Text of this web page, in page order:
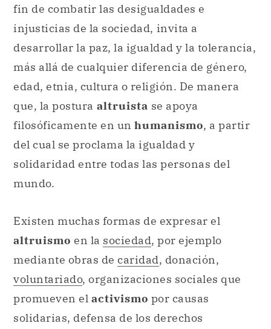
fin de combatir las desigualdades e
injusticias de la sociedad, invita a
desarrollar la paz, la igualdad y la tolerancia,
más allá de cualquier diferencia de género,
edad, etnia, cultura o religión. De manera
que, la postura altruista se apoya
filosóficamente en un humanismo, a partir
del cual se proclama la igualdad y
solidaridad entre todas las personas del
mundo.
Existen muchas formas de expresar el
altruismo en la sociedad, por ejemplo
mediante obras de caridad, donación,
voluntariado, organizaciones sociales que
promueven el activismo por causas
solidarias, defensa de los derechos